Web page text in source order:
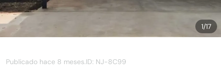
1/17
Publicado hace 8 meses.ID: NJ-8C99